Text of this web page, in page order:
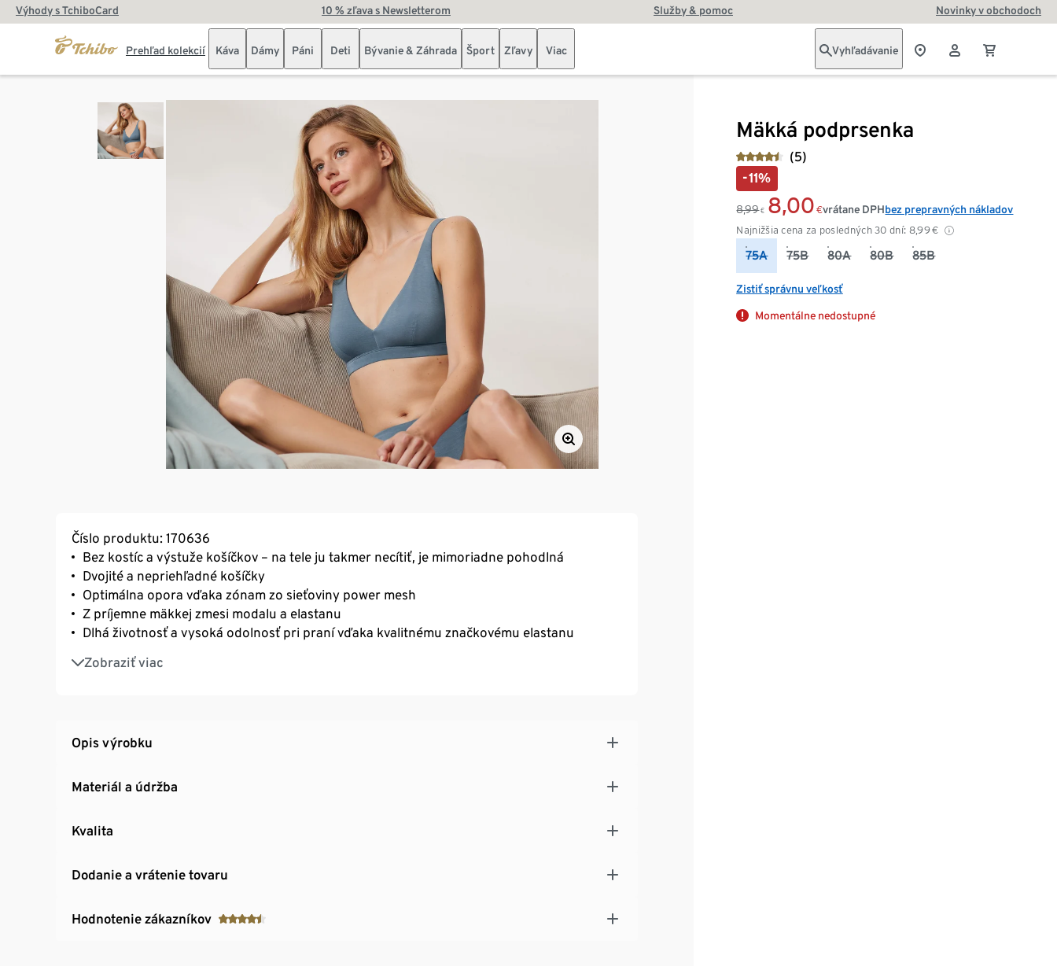
Výhody s TchiboCard 10 % zľava s Newsletterom Služby & pomoc Novinky v obchodoch
Prehľad kolekcií Káva Dámy Páni Deti Bývanie & Záhrada Šport Zľavy Viac Vyhľadávanie
Mäkká podprsenka
(5)
-11%
8,99 € 8,00 €
Najnižšia cena za posledných 30 dní: 8,99€
vrátane DPHbez prepravných nákladov
75A 75B 80A 80B 85B
Zistiť správnu veľkosť
Momentálne nedostupné
Číslo produktu: 170636
Bez kostíc a výstuže košíčkov – na tele ju takmer necítiť, je mimoriadne pohodlná
Dvojité a nepriehľadné košíčky
Optimálna opora vďaka zónam zo sieťoviny power mesh
Z príjemne mäkkej zmesi modalu a elastanu
Dlhá životnosť a vysoká odolnosť pri praní vďaka kvalitnému značkovému elastanu
Zobraziť viac
Ramienka s nastaviteľnou dĺžkou
Trojradové zapínanie SoftSeal® na háčiky
Opis výrobku
Materiál a údržba
Kvalita
Dodanie a vrátenie tovaru
Hodnotenie zákazníkov